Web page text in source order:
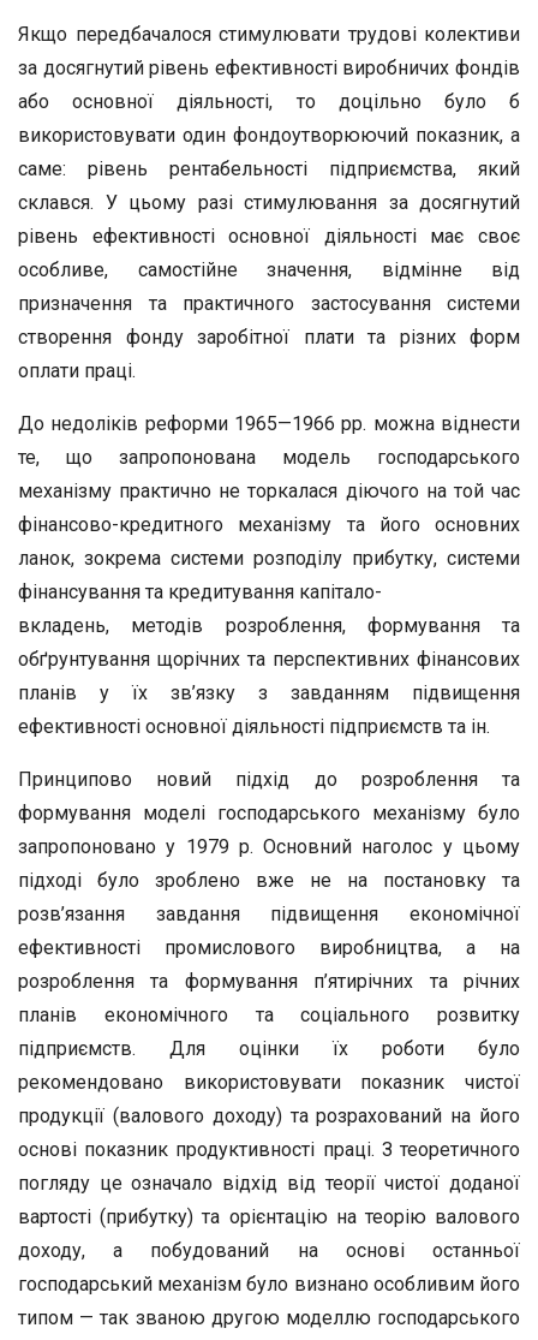
Якщо передбачалося стимулювати трудові колективи
за досягнутий рівень ефективності виробничих фондів
або основної діяльності, то доцільно було б
використовувати один фондоутворюючий показник, а
саме: рівень рентабельності підприємства, який
склався. У цьому разі стимулювання за досягнутий
рівень ефективності основної діяльності має своє
особливе, самостійне значення, відмінне від
призначення та практичного застосування системи
створення фонду заробітної плати та різних форм
оплати праці.
До недоліків реформи 1965—1966 рр. можна віднести
те, що запропонована модель господарського
механізму практично не торкалася діючого на той час
фінансово-кредитного механізму та його основних
ланок, зокрема системи розподілу прибутку, системи
фінансування та кредитування капітало-
вкладень, методів розроблення, формування та
обґрунтування щорічних та перспективних фінансових
планів у їх зв’язку з завданням підвищення
ефективності основної діяльності підприємств та ін.
Принципово новий підхід до розроблення та
формування моделі господарського механізму було
запропоновано у 1979 р. Основний наголос у цьому
підході було зроблено вже не на постановку та
розв’язання завдання підвищення економічної
ефективності промислового виробництва, а на
розроблення та формування п’ятирічних та річних
планів економічного та соціального розвитку
підприємств. Для оцінки їх роботи було
рекомендовано використовувати показник чистої
продукції (валового доходу) та розрахований на його
основі показник продуктивності праці. З теоретичного
погляду це означало відхід від теорії чистої доданої
вартості (прибутку) та орієнтацію на теорію валового
доходу, а побудований на основі останньої
господарський механізм було визнано особливим його
типом — так званою другою моделлю господарського